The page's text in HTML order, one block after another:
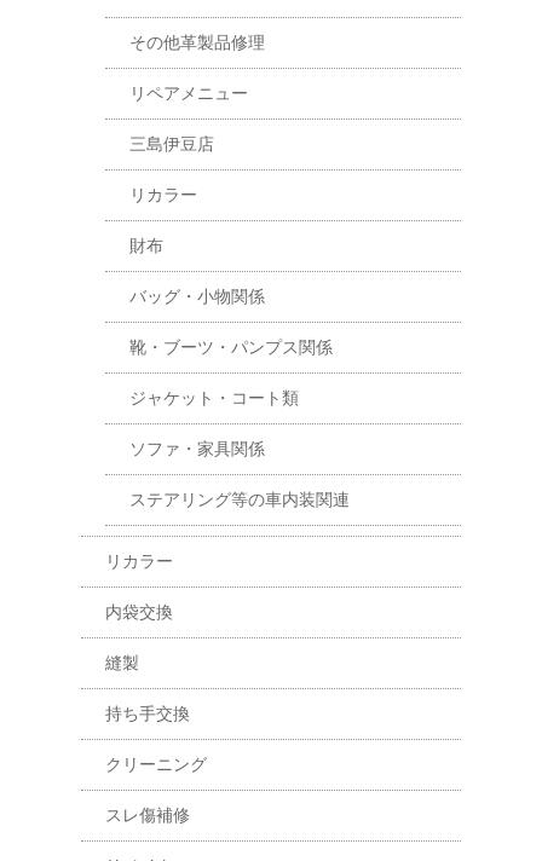
その他革製品修理
リペアメニュー
三島伊豆店
リカラー
財布
バッグ・小物関係
靴・ブーツ・パンプス関係
ジャケット・コート類
ソファ・家具関係
ステアリング等の車内装関連
リカラー
内袋交換
縫製
持ち手交換
クリーニング
スレ傷補修